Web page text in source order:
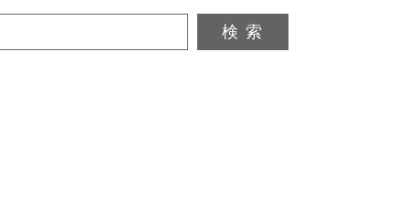
検 索